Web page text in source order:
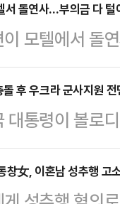
의원은 4일
과 함께 선거
불신은 더이
으로 하는 공직
부정채용이
로 선관위에
서 돌연사…부의금 다 털
모텔에서 돌
을 대는 상황에
.지난 10일
격적인 일들을
에서 일하는
은 용돈도 제
후 우크라 군사지원 전
대통령이 볼로
설전을 벌인 뒤
알려졌다.
창女, 이혼남 성추행 고